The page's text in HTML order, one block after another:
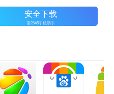
安全下载
需2345手机助手